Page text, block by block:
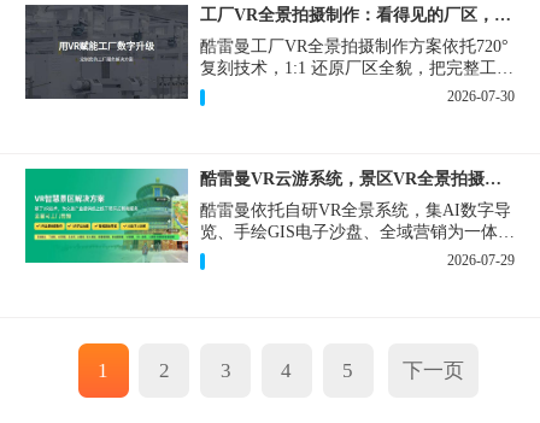
工厂VR全景拍摄制作：看得见的厂区，省下来的成本
酷雷曼工厂VR全景拍摄制作方案依托720°
复刻技术，1:1 还原厂区全貌，把完整工厂
搬进手机、电脑大屏，既是工厂对外拓客
的数字化名片，也是内部管理、人员培训
2026-07-30
酷雷曼VR云游系统，景区VR全景拍摄制作一站式落地
酷雷曼依托自研VR全景系统，集AI数字导
览、手绘GIS电子沙盘、全域营销为一体，
打造从VR全景拍摄制作到成熟VR云游落
地案例。
2026-07-29
1 2 3 4 5 下一页